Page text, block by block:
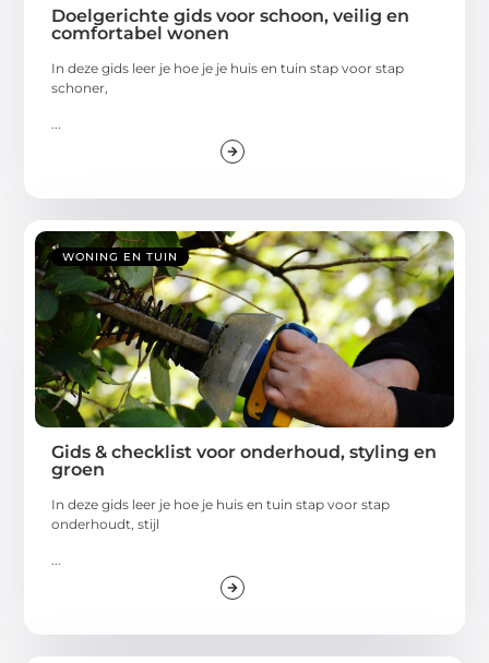
Doelgerichte gids voor schoon, veilig en
comfortabel wonen
In deze gids leer je hoe je je huis en tuin stap voor stap
schoner,
WONING EN TUIN
Gids & checklist voor onderhoud, styling en
groen
In deze gids leer je hoe je huis en tuin stap voor stap
onderhoudt, stijl